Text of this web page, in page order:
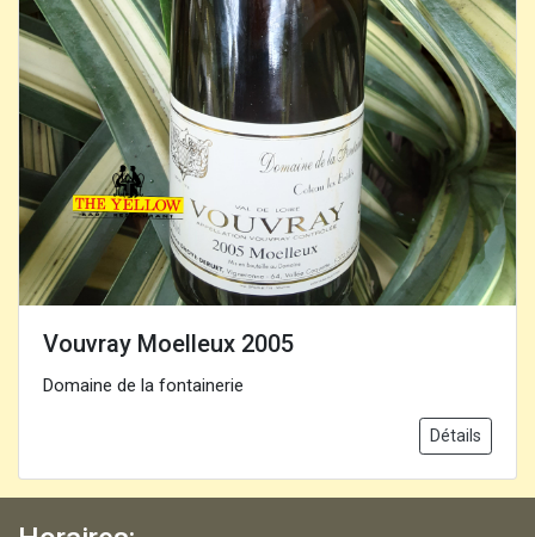
Vouvray Moelleux 2005
Domaine de la fontainerie
Détails